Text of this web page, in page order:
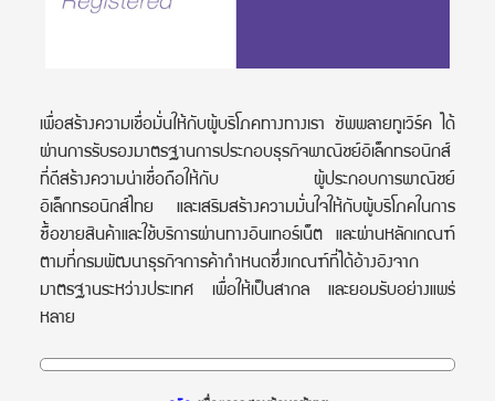
เพื่อสร้างความเชื่อมั่นให้กับผู้บริโภคทางทางเรา ซัพพลายทูเวิร์ค ได้
ผ่านการรับรองมาตรฐานการประกอบธุรกิจพาณิชย์อิเล็กทรอนิกส์
ที่ดีสร้างความน่าเชื่อถือให้กับ ผู้ประกอบการพาณิชย์
อิเล็กทรอนิกส์ไทย และเสริมสร้างความมั่นใจให้กับผู้บริโภคในการ
ซื้อขายสินค้าและใช้บริการผ่านทางอินเทอร์เน็ต และผ่านหลักเกณฑ์
ตามที่กรมพัฒนาธุรกิจการค้ากำหนดซึ่งเกณฑ์ที่ได้อ้างอิงจาก
มาตรฐานระหว่างประเทศ เพื่อให้เป็นสากล และยอมรับอย่างแพร่
หลาย